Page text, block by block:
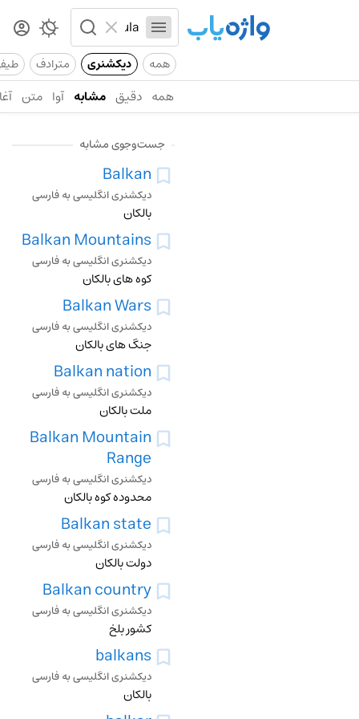
همه دیکشنری مترادف
همه دقیق مشابه آوا متن
جست‌وجوی مشابه
Balkan
دیکشنری انگلیسی به فارسی
بالکان
Balkan Mountains
دیکشنری انگلیسی به فارسی
کوه های بالکان
Balkan Wars
دیکشنری انگلیسی به فارسی
جنگ های بالکان
Balkan nation
دیکشنری انگلیسی به فارسی
ملت بالکان
Balkan Mountain
Range
دیکشنری انگلیسی به فارسی
محدوده کوه بالکان
Balkan state
دیکشنری انگلیسی به فارسی
دولت بالکان
Balkan country
دیکشنری انگلیسی به فارسی
کشور بلخ
balkans
دیکشنری انگلیسی به فارسی
بالکان